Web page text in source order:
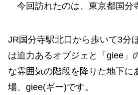
今回訪れたのは、東京都国分
JR国分寺駅北口から歩いて3分
は迫力あるオブジェと「giee」
な雰囲気の階段を降りた地下に
場、giee(ギー)です。